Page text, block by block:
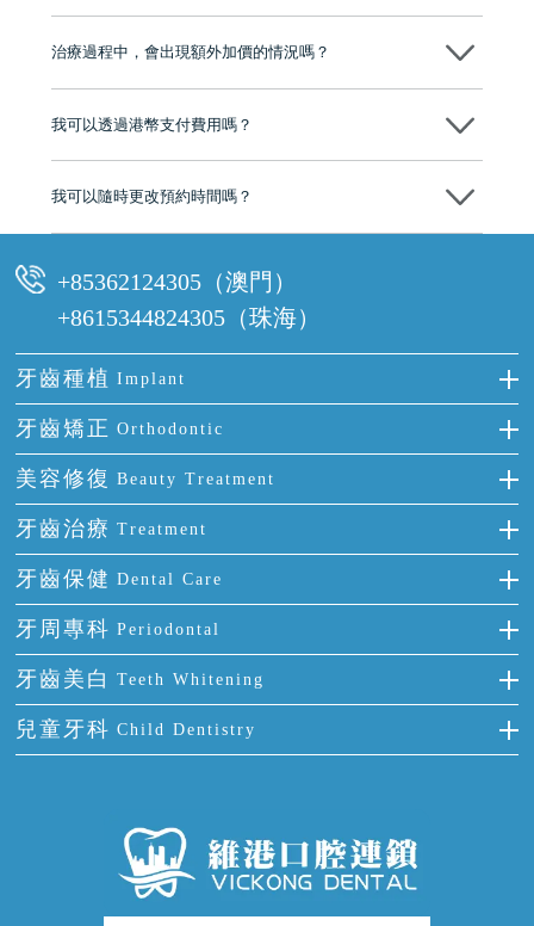
至今已服務超過三十個國家和地區的顧客，受到粵港澳大灣區及周邊城
有咨詢及服務保障中心，有任何問題都可以隨時預約免費咨詢，讓人十
治療過程中，會出現額外加價的情況嗎？
我可以透過港幣支付費用嗎？
可以。維港口腔會按照當日匯率轉算收取費用，而匯率會及時告知客人
我可以隨時更改預約時間嗎？
+85362124305（澳門）
+8615344824305（珠海）
牙齒種植 Implant
種牙
單顆牙缺失
門牙缺失
多顆牙缺失
半口缺失
全口缺失
牙齒矯正 Orthodontic
隱形箍牙
前牙反頜
牙齒擁擠
牙齒前突
牙齒稀疏
美容修復 Beauty Treatment
全瓷牙
烤瓷牙
氟斑牙
四環素牙
活動假牙
牙貼面
牙齒治療 Treatment
補牙
智齒
根管治療
拔牙
牙痛
牙齒保健 Dental Care
正確刷牙
全國愛牙日
預防牙病
牙科通識
牙周專科 Periodontal
牙周炎
牙齦出血
牙齦炎
牙齦萎縮
牙齒美白 Teeth Whitening
冷光美白
兒童牙科 Child Dentistry